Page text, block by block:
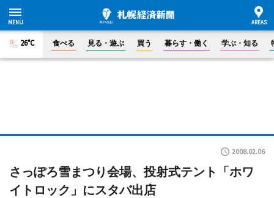
26°C 食べる 見る・遊ぶ 買う 暮らす・働く 学ぶ・知る
2008.02.06
さっぽろ雪まつり会場、投射式テント「ホワ
イトロック」にスタバ出店